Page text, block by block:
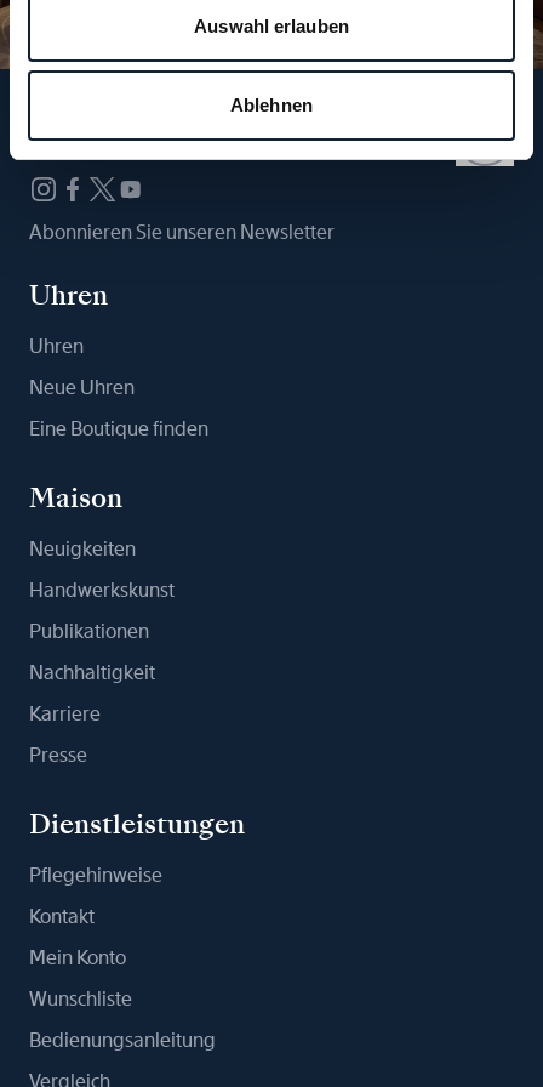
Auswahl erlauben
Ablehnen
Folgen Sie uns
Abonnieren Sie unseren Newsletter
Uhren
Uhren
Neue Uhren
Eine Boutique finden
Maison
Neuigkeiten
Handwerkskunst
Publikationen
Nachhaltigkeit
Karriere
Presse
Dienstleistungen
Pflegehinweise
Kontakt
Mein Konto
Wunschliste
Bedienungsanleitung